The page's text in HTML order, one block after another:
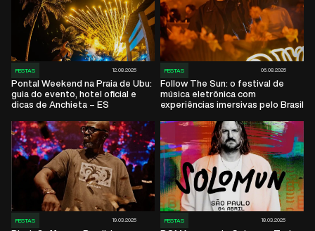
FESTAS 12.08.2025
Pontal Weekend na Praia de Ubu:
guia do evento, hotel oficial e
dicas de Anchieta – ES
FESTAS 06.08.2025
Follow The Sun: o festival de
música eletrônica com
experiências imersivas pelo Brasil
FESTAS 19.03.2025 FESTAS 18.03.2025